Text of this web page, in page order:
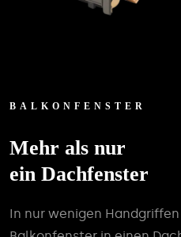
BALKONFENSTER
Mehr als nur
ein Dachfenster
In nur wenigen